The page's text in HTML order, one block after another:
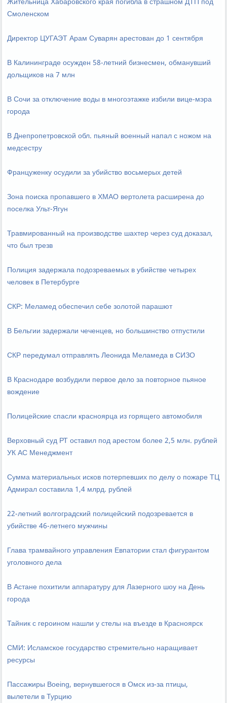
Смоленском
Директор ЦУГАЭТ Арам Суварян арестован до 1 сентября
В Калининграде осужден 58-летний бизнесмен, обманувший
дольщиков на 7 млн
В Сочи за отключение воды в многоэтажке избили вице-мэра
города
В Днепропетровской обл. пьяный военный напал с ножом на
медсестру
Француженку осудили за убийство восьмерых детей
Зона поиска пропавшего в ХМАО вертолета расширена до
поселка Ульт-Ягун
Травмированный на производстве шахтер через суд доказал,
что был трезв
Полиция задержала подозреваемых в убийстве четырех
человек в Петербурге
СКР: Меламед обеспечил себе золотой парашют
В Бельгии задержали чеченцев, но большинство отпустили
СКР передумал отправлять Леонида Меламеда в СИЗО
В Краснодаре возбудили первое дело за повторное пьяное
вождение
Полицейские спасли красноярца из горящего автомобиля
Верховный суд РТ оставил под арестом более 2,5 млн. рублей
УК АС Менеджмент
Сумма материальных исков потерпевших по делу о пожаре ТЦ
Адмирал составила 1,4 млрд. рублей
22-летний волгоградский полицейский подозревается в
убийстве 46-летнего мужчины
Глава трамвайного управления Евпатории стал фигурантом
уголовного дела
В Астане похитили аппаратуру для Лазерного шоу на День
города
Тайник с героином нашли у стелы на въезде в Красноярск
СМИ: Исламское государство стремительно наращивает
ресурсы
Пассажиры Boeing, вернувшегося в Омск из-за птицы,
вылетели в Турцию